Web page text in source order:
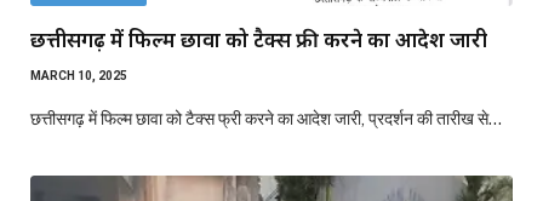
छत्तीसगढ़ में फिल्म छावा को टैक्स फ्री करने का आदेश जारी
MARCH 10, 2025
छत्तीसगढ़ में फिल्म छावा को टैक्स फ्री करने का आदेश जारी, प्रदर्शन की तारीख से…